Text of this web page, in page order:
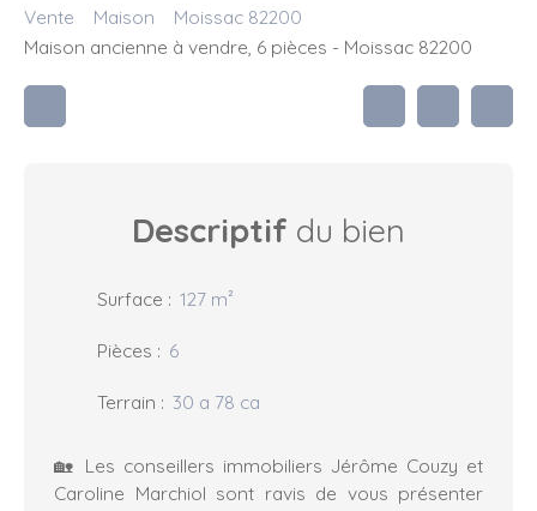
Vente Maison
Moissac 82200
Maison ancienne à vendre, 6 pièces - Moissac 82200
Descriptif du bien
Surface : 127 m²
Pièces : 6
Terrain : 30 a 78 ca
🏡 Les conseillers immobiliers Jérôme Couzy et
Caroline Marchiol sont ravis de vous présenter